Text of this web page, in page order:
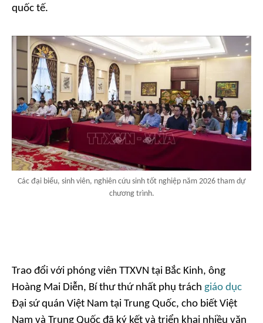
quốc tế.
Các đại biểu, sinh viên, nghiên cứu sinh tốt nghiệp năm 2026 tham dự
chương trình.
Trao đổi với phóng viên TTXVN tại Bắc Kinh, ông
Hoàng Mai Diễn, Bí thư thứ nhất phụ trách giáo dục
Đại sứ quán Việt Nam tại Trung Quốc, cho biết Việt
Nam và Trung Quốc đã ký kết và triển khai nhiều văn